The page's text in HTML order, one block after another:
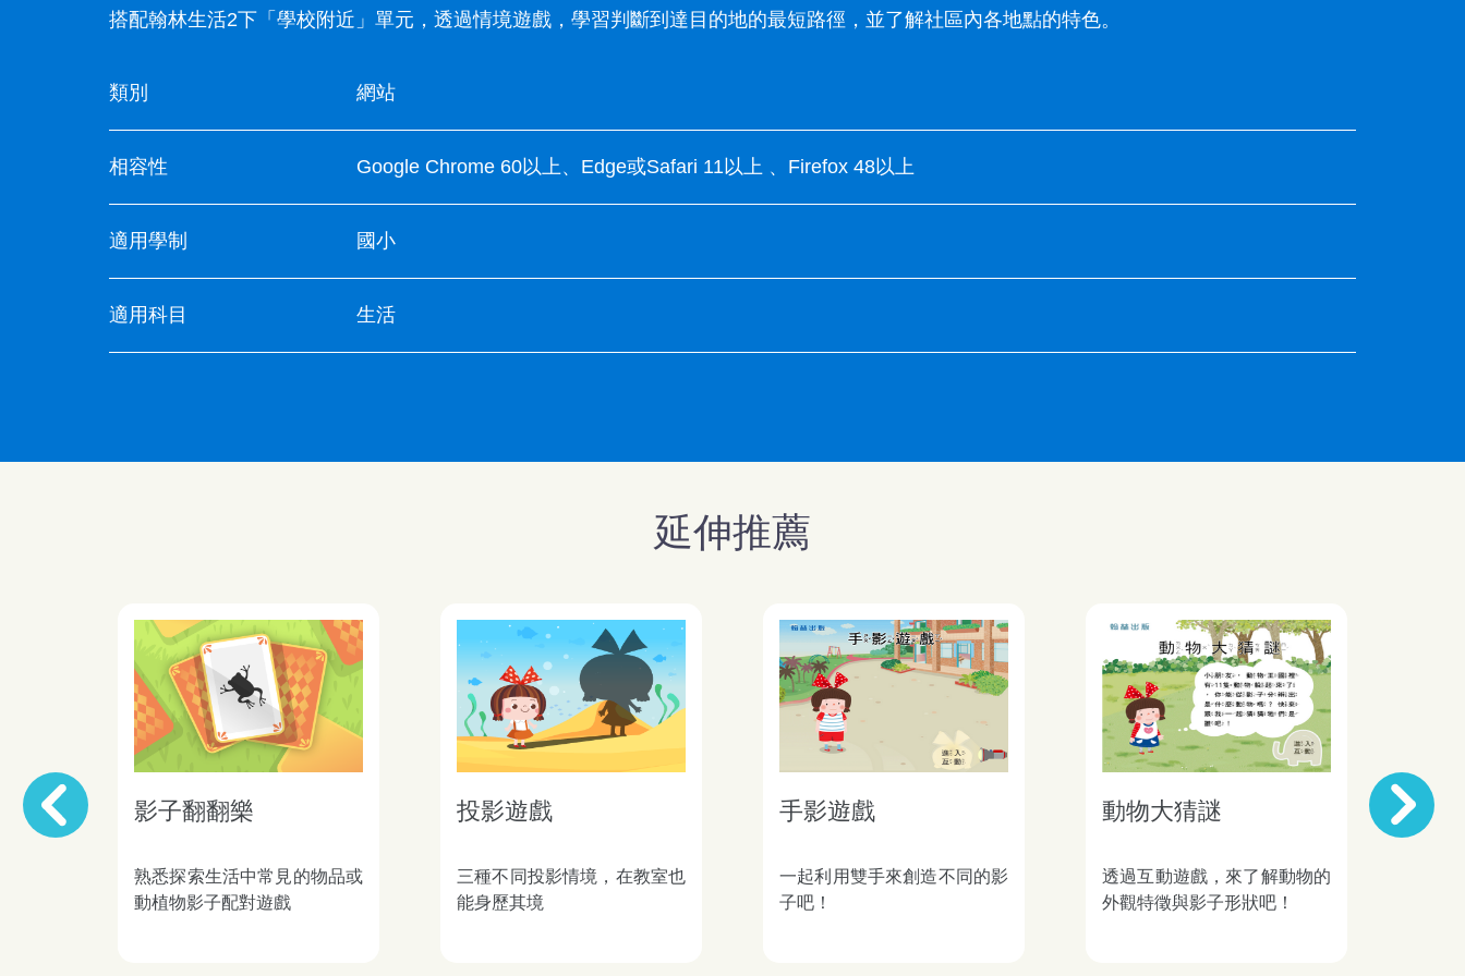
搭配翰林生活2下「學校附近」單元，透過情境遊戲，學習判斷到達目的地的最短路徑，並了解社區內各地點的特色。
類別 網站
相容性 Google Chrome 60以上、Edge或Safari 11以上 、Firefox 48以上
適用學制 國小
適用科目 生活
延伸推薦
影子翻翻樂
熟悉探索生活中常見的物品或
動植物影子配對遊戲
投影遊戲
三種不同投影情境，在教室也
能身歷其境
手影遊戲
一起利用雙手來創造不同的影
子吧！
動物大猜謎
透過互動遊戲，來了解動物的
外觀特徵與影子形狀吧！
物